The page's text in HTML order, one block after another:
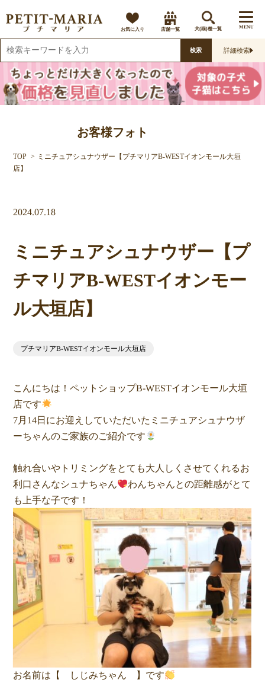
お気に入り 店舗一覧 犬(猫)種一覧 MENU
検索 詳細検索
お客様フォト
TOP
ミニチュアシュナウザー【プチマリアB-WESTイオンモール大垣
店】
2024.07.18
ミニチュアシュナウザー【プ
チマリアB-WESTイオンモー
ル大垣店】
プチマリアB-WESTイオンモール大垣店
こんにちは！ペットショップB-WESTイオンモール大垣
店です
7月14日にお迎えしていただいたミニチュアシュナウザ
ーちゃんのご家族のご紹介です
触れ合いやトリミングをとても大人しくさせてくれるお
利口さんなシュナちゃん わんちゃんとの距離感がとて
も上手な子です！
お名前は【 しじみちゃん 】です